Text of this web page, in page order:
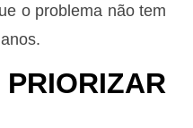
o problema não tem